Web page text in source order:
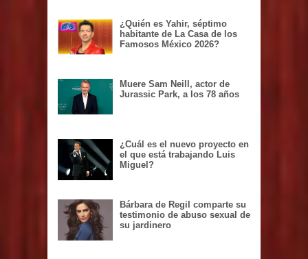
¿Quién es Yahir, séptimo
habitante de La Casa de los
Famosos México 2026?
Muere Sam Neill, actor de
Jurassic Park, a los 78 años
¿Cuál es el nuevo proyecto en
el que está trabajando Luis
Miguel?
Bárbara de Regil comparte su
testimonio de abuso sexual de
su jardinero